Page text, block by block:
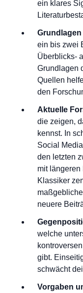
ein klares
ein bis zwei
Überblicks-
Grundlagen
Quellen
den
Aktuelle
die zeigen,
kennst. In
Social
den letzten
mit
Klassiker
neuere
welche
gibt.
schwächt
Vorgaben